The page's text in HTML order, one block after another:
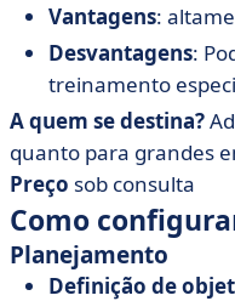
Vantagens:
Desvantagens:
treinamento
A quem se destina?
quanto para grandes
Preço sob consulta
Como
Planejamento
Definição de